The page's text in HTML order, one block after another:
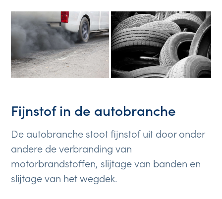
Fijnstof in de autobranche
De autobranche stoot fijnstof uit door onder
andere de verbranding van
motorbrandstoffen, slijtage van banden en
slijtage van het wegdek.